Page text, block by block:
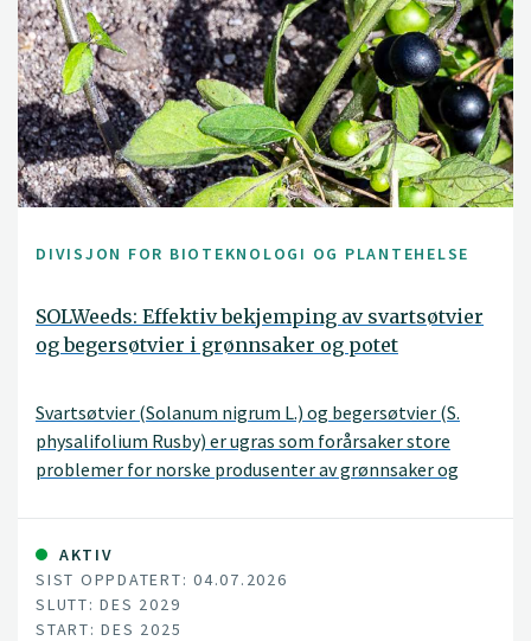
DIVISJON FOR BIOTEKNOLOGI OG PLANTEHELSE
SOLWeeds: Effektiv bekjemping av svartsøtvier
og begersøtvier i grønnsaker og potet
Svartsøtvier (Solanum nigrum L.) og begersøtvier (S.
physalifolium Rusby) er ugras som forårsaker store
problemer for norske produsenter av grønnsaker og
lukekostnadene er så store at de frykter de må redusere
dyrka areal av f.eks. gulrot, eller stoppe produksjonen
helt. I potet er spesielt tidligproduksjonen under dekke
utsatt.
AKTIV
SIST OPPDATERT: 04.07.2026
SLUTT: DES 2029
START: DES 2025